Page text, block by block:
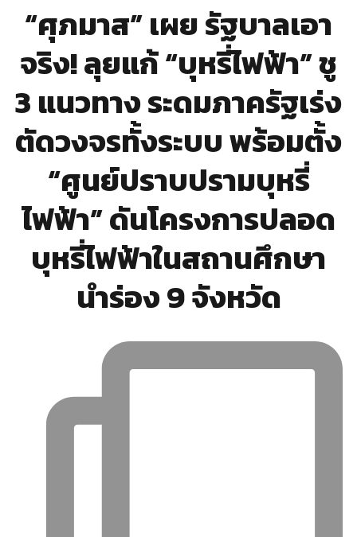
“ศุภมาส” เผย รัฐบาลเอา
จริง! ลุยแก้ “บุหรี่ไฟฟ้า” ชู
3 แนวทาง ระดมภาครัฐเร่ง
ตัดวงจรทั้งระบบ พร้อมตั้ง
“ศูนย์ปราบปรามบุหรี่
ไฟฟ้า” ดันโครงการปลอด
บุหรี่ไฟฟ้าในสถานศึกษา
นำร่อง 9 จังหวัด